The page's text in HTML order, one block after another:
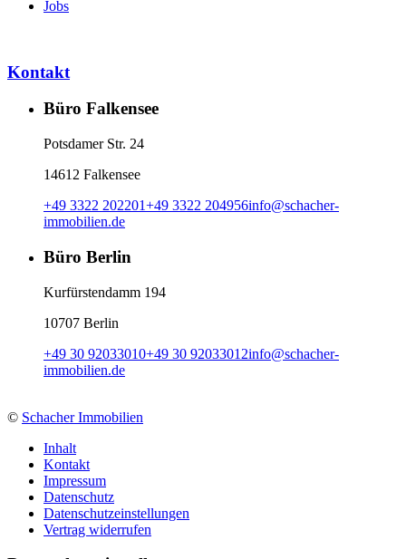
Jobs
Kontakt
Büro Falkensee
Potsdamer Str. 24
14612 Falkensee
+49 3322 202201+49 3322 204956info@schacher-
immobilien.de
Büro Berlin
Kurfürstendamm 194
10707 Berlin
+49 30 92033010+49 30 92033012info@schacher-
immobilien.de
© Schacher Immobilien
Inhalt
Kontakt
Impressum
Datenschutz
Datenschutzeinstellungen
Vertrag widerrufen